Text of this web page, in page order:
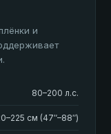
и
80–200 л.с.
см (47″–88″)